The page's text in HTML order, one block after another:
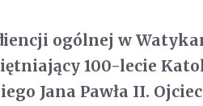
ogólnej w
100-lecie
Jana Pawła II.